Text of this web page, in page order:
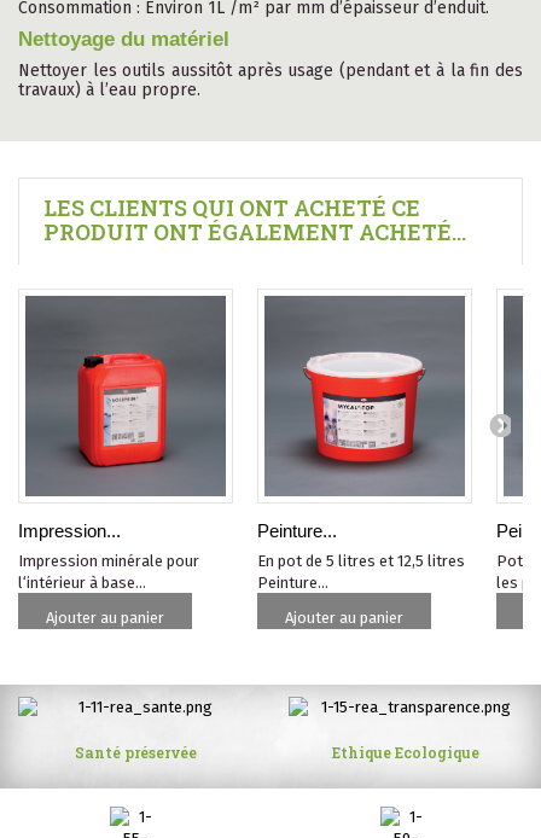
Consommation : Environ 1L /m² par mm d’épaisseur d’enduit.
Nettoyage du matériel
Nettoyer les outils aussitôt après usage (pendant et à la fin des
travaux) à l’eau propre.
LES CLIENTS QUI ONT ACHETÉ CE
PRODUIT ONT ÉGALEMENT ACHETÉ...
Impression...
Impression minérale pour
l‘intérieur à base...
Ajouter au panier
Peinture...
En pot de 5 litres et 12,5 litres
Peinture...
Ajouter au panier
Pot
les
Santé préservée Ethique Ecologique